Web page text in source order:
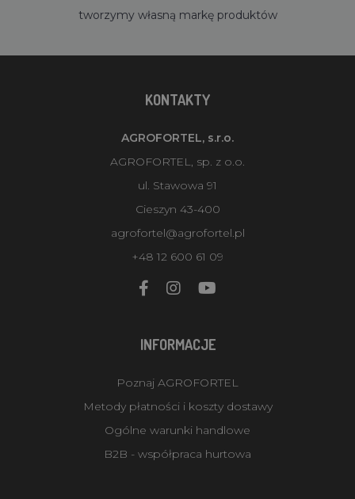
tworzymy własną markę produktów
KONTAKTY
AGROFORTEL, s.r.o.
AGROFORTEL, sp. z o.o.
ul. Stawowa 91
Cieszyn 43-400
agrofortel@agrofortel.pl
+48 12 600 61 09
INFORMACJE
Poznaj AGROFORTEL
Metody płatności i koszty dostawy
Ogólne warunki handlowe
B2B - współpraca hurtowa